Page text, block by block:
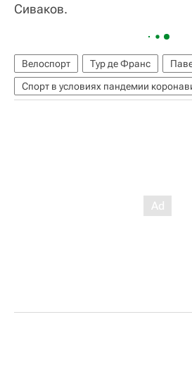
Сиваков.
Велоспорт Тур де Франс
Спорт в условиях пандемии